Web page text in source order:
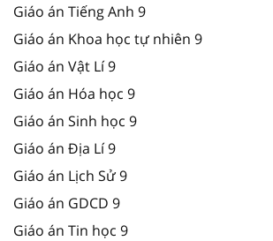
Giáo án Tiếng Anh 9
Giáo án Khoa học tự nhiên 9
Giáo án Vật Lí 9
Giáo án Hóa học 9
Giáo án Sinh học 9
Giáo án Địa Lí 9
Giáo án Lịch Sử 9
Giáo án GDCD 9
Giáo án Tin học 9